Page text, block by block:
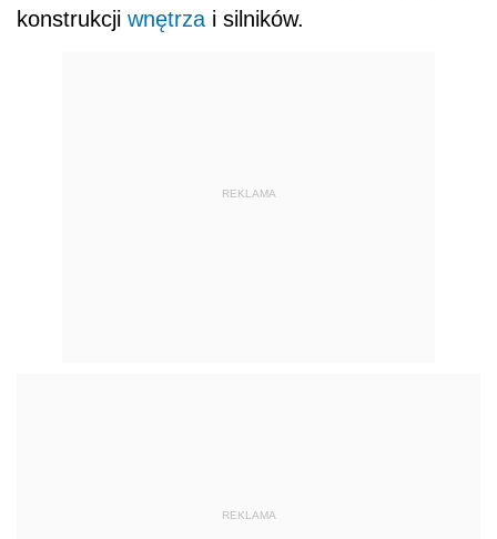
konstrukcji wnętrza i silników.
REKLAMA
REKLAMA